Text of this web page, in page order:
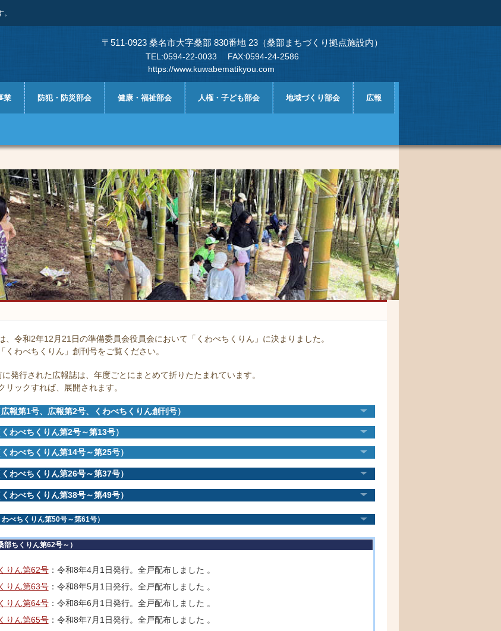
〒511-0923 桑名市大字桑部 830番地 23（桑部まちづくり拠点施設内）
TEL:0594-22-0033 FAX:0594-24-2586
https://www.kuwabematikyou.com
業 防犯・防災部会 健康・福祉部会 人権・子ども部会 地域づくり部会 広報
、令和2年12月21日の準備委員会役員会において「くわべちくりん」に決まりました。
くわべちくりん」創刊号をご覧ください。
発行された広報誌は、年度ごとにまとめて折りたたまれています。
リックすれば、展開されます。
報第1号、広報第2号、くわべちくりん創刊号）
わべちくりん第2号～第13号）
わべちくりん第14号～第25号）
わべちくりん第26号～第37号）
わべちくりん第38号～第49号）
べちくりん第50号～第61号）
部ちくりん第62号～）
りん第62号：令和8年4月1日発行。全戸配布しました 。
りん第63号：令和8年5月1日発行。全戸配布しました 。
りん第64号：令和8年6月1日発行。全戸配布しました 。
りん第65号：令和8年7月1日発行。全戸配布しました 。